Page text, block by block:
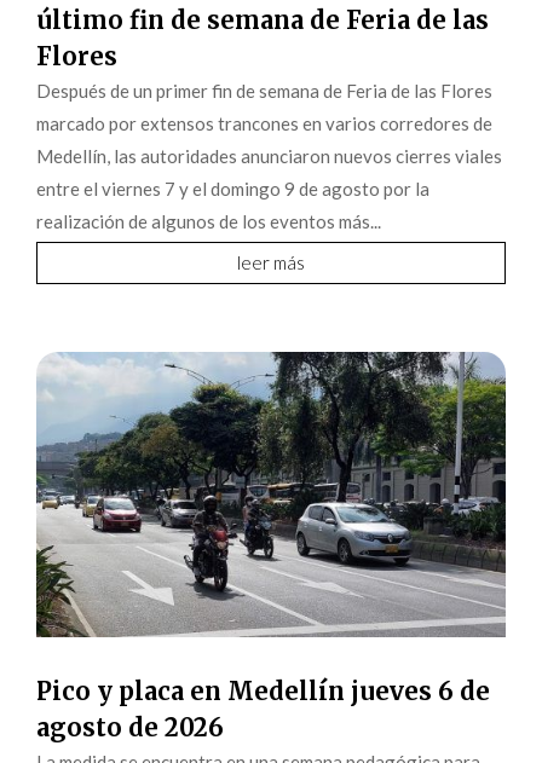
último fin de semana de Feria de las
Flores
Después de un primer fin de semana de Feria de las Flores
marcado por extensos trancones en varios corredores de
Medellín, las autoridades anunciaron nuevos cierres viales
entre el viernes 7 y el domingo 9 de agosto por la
realización de algunos de los eventos más...
leer más
Pico y placa en Medellín jueves 6 de
agosto de 2026